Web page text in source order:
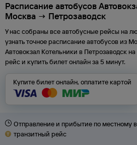
Расписание автобусов
Москва → Петрозаводск
У нас собраны все автобусные рейсы на
узнать точное расписание автобусов из
Автовокзал Котельники в Петрозаводск на
рейс и купить билет онлайн за 5 минут.
Купите билет онлайн, оплатите картой
Отправление и прибытие по местному
транзитный рейс